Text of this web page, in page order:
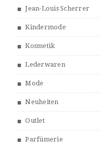
Jean-Louis Scherrer
Kindermode
Kosmetik
Lederwaren
Mode
Neuheiten
Outlet
Parfümerie